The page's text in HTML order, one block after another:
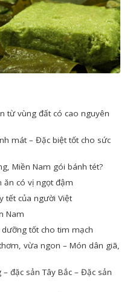
từ vùng đất có cao nguyên
mát – Đặc biệt tốt cho sức
Miền Nam gói bánh tét?
ăn có vị ngọt đậm
tết của người Việt
Nam
tốt cho tim mạch
vừa ngon – Món dân giã,
đặc sản Tây Bắc – Đặc sản